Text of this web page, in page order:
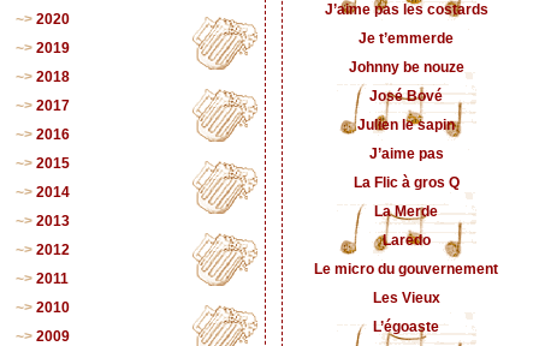
2020
2019
2018
2017
2016
2015
2014
2013
2012
2011
2010
2009
J’aime pas les costards
Je t’emmerde
Johnny be nouze
José Bové
Julien le sapin
J’aime pas
La Flic à gros Q
La Merde
Laredo
Le micro du gouvernement
Les Vieux
L’égoaste